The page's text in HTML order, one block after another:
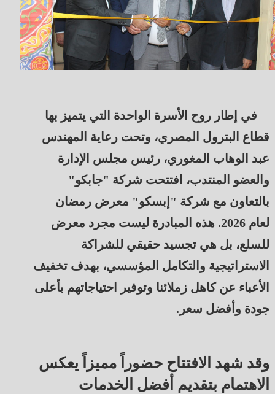
في إطار روح الأسرة الواحدة التي يتميز بها
قطاع البترول المصري، وتحت رعاية المهندس
عبد الوهاب المغوري، رئيس مجلس الإدارة
والعضو المنتدب، افتتحت شركة "جابكو"
بالتعاون مع شركة "إبسكو" معرض رمضان
لعام 2026. هذه المبادرة ليست مجرد معرض
للسلع، بل هي تجسيد حقيقي للشراكة
الاستراتيجية والتكامل المؤسسي، بهدف تخفيف
الأعباء عن كاهل زملائنا وتوفير احتياجاتهم بأعلى
جودة وأفضل سعر.
وقد شهد الافتتاح حضوراً مميزاً يعكس
الاهتمام بتقديم أفضل الخدمات